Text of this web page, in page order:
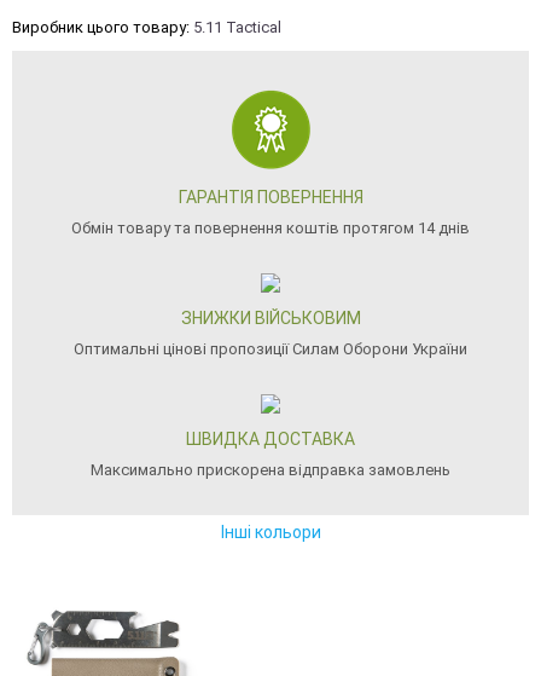
Виробник цього товару: 5.11 Tactical
ГАРАНТІЯ ПОВЕРНЕННЯ
Обмін товару та повернення коштів протягом 14 днів
ЗНИЖКИ ВІЙСЬКОВИМ
Оптимальні цінові пропозиції Силам Оборони України
ШВИДКА ДОСТАВКА
Максимально прискорена відправка замовлень
Інші кольори